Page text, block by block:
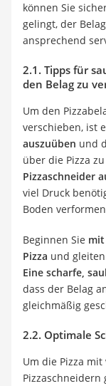
können Sie
gelingt, der
ansprechend
2.1. Tipps für
den Belag zu
Um den
verschieben, ist
auszuüben und
über die Pizza
Pizzaschneider
viel Druck
Boden
Beginnen Sie mit
Pizza und
Eine scharfe,
dass der Belag
gleichmäßig
2.2. Optimale
Um die Pizza